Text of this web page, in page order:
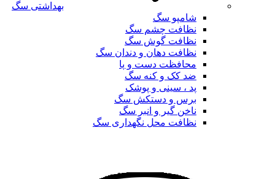
بهداشتی سگ
شامپو سگ
نظافت چشم سگ
نظافت گوش سگ
نظافت دهان و دندان سگ
محافظت دست و پا
ضد کک و کنه سگ
پد ، سینی و پوشک
برس و دستکش سگ
ناخن گیر و انبر سگ
نظافت محل نگهداری سگ